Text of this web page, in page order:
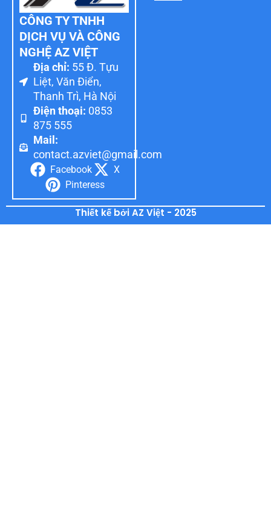
CÔNG TY TNHH
DỊCH VỤ VÀ CÔNG
NGHỆ AZ VIỆT
Địa chỉ: 55 Đ. Tựu
Liệt, Văn Điển,
Thanh Trì, Hà Nội
Điện thoại: 0853
875 555
Mail:
contact.azviet@gmail.com
Facebook
X
Pinteress
Thiết kế bởi AZ Việt - 2025